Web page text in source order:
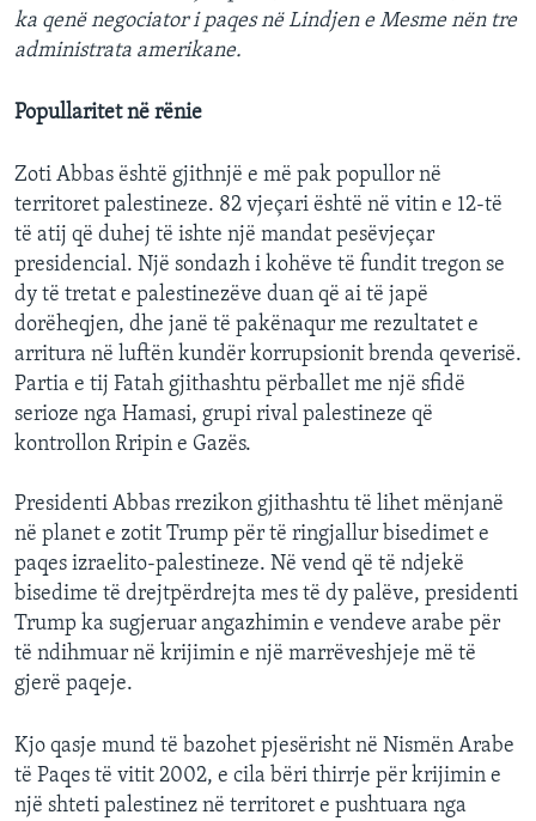
ka qenë negociator i paqes në Lindjen e Mesme nën tre
administrata amerikane.
Popullaritet në rënie
Zoti Abbas është gjithnjë e më pak popullor në
territoret palestineze. 82 vjeçari është në vitin e 12-të
të atij që duhej të ishte një mandat pesëvjeçar
presidencial. Një sondazh i kohëve të fundit tregon se
dy të tretat e palestinezëve duan që ai të japë
dorëheqjen, dhe janë të pakënaqur me rezultatet e
arritura në luftën kundër korrupsionit brenda qeverisë.
Partia e tij Fatah gjithashtu përballet me një sfidë
serioze nga Hamasi, grupi rival palestineze që
kontrollon Rripin e Gazës.
Presidenti Abbas rrezikon gjithashtu të lihet mënjanë
në planet e zotit Trump për të ringjallur bisedimet e
paqes izraelito-palestineze. Në vend që të ndjekë
bisedime të drejtpërdrejta mes të dy palëve, presidenti
Trump ka sugjeruar angazhimin e vendeve arabe për
të ndihmuar në krijimin e një marrëveshjeje më të
gjerë paqeje.
Kjo qasje mund të bazohet pjesërisht në Nismën Arabe
të Paqes të vitit 2002, e cila bëri thirrje për krijimin e
një shteti palestinez në territoret e pushtuara nga